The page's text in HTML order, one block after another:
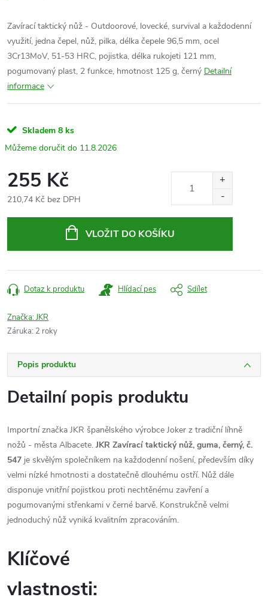
Zavírací taktický nůž - Outdoorové, lovecké, survival a každodenní
využití, jedna čepel, nůž, pilka, délka čepele 96,5 mm, ocel
3Cr13MoV, 51-53 HRC, pojistka, délka rukojeti 121 mm,
pogumovaný plast, 2 funkce, hmotnost 125 g, černý Detailní
informace
Skladem 8 ks
11.8.2026
255 Kč
210,74 Kč bez DPH
VLOŽIT DO KOŠÍKU
Dotaz k produktu Hlídací pes Sdílet
Značka:JKR
Záruka: 2 roky
Popis produktu
Detailní popis produktu
Importní značka JKR španělského výrobce Joker z tradiční líhně
nožů - města Albacete. JKR Zavírací taktický nůž, guma, černý, č.
547 je skvělým společníkem na každodenní nošení, především díky
velmi nízké hmotnosti a dostatečně dlouhému ostří. Nůž dále
disponuje vnitřní pojistkou proti nechtěnému zavření a
pogumovanými střenkami v černé barvě. Konstrukčně velmi
jednoduchý nůž vyniká kvalitním zpracováním.
Klíčové
vlastnosti: